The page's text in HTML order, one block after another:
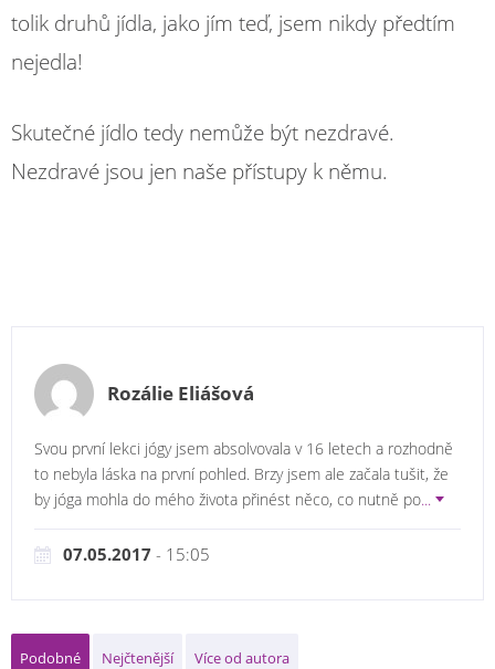
tolik druhů jídla, jako jím teď, jsem nikdy předtím
nejedla!
Skutečné jídlo tedy nemůže být nezdravé.
Nezdravé jsou jen naše přístupy k němu.
Rozálie Eliášová
Svou první lekci jógy jsem absolvovala v 16 letech a rozhodně
to nebyla láska na první pohled. Brzy jsem ale začala tušit, že
by jóga mohla do mého života přinést něco, co nutně po...
07.05.2017 - 15:05
Podobné Nejčtenější Více od autora